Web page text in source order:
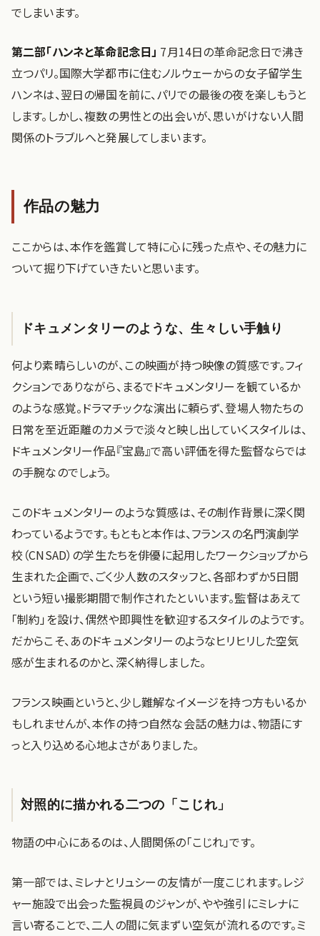
でしまいます。
第二部「ハンネと革命記念日」 7月14日の革命記念日で沸き
立つパリ。国際大学都市に住むノルウェーからの女子留学生
ハンネは、翌日の帰国を前に、パリでの最後の夜を楽しもうと
します。しかし、複数の男性との出会いが、思いがけない人間
関係のトラブルへと発展してしまいます。
作品の魅力
ここからは、本作を鑑賞して特に心に残った点や、その魅力に
ついて掘り下げていきたいと思います。
ドキュメンタリーのような、生々しい手触り
何より素晴らしいのが、この映画が持つ映像の質感です。フィ
クションでありながら、まるでドキュメンタリーを観ているか
のような感覚。ドラマチックな演出に頼らず、登場人物たちの
日常を至近距離のカメラで淡々と映し出していくスタイルは、
ドキュメンタリー作品『宝島』で高い評価を得た監督ならでは
の手腕なのでしょう。
このドキュメンタリーのような質感は、その制作背景に深く関
わっているようです。もともと本作は、フランスの名門演劇学
校（CNSAD）の学生たちを俳優に起用したワークショップから
生まれた企画で、ごく少人数のスタッフと、各部わずか5日間
という短い撮影期間で制作されたといいます。監督はあえて
「制約」を設け、偶然や即興性を歓迎するスタイルのようです。
だからこそ、あのドキュメンタリーのようなヒリヒリした空気
感が生まれるのかと、深く納得しました。
フランス映画というと、少し難解なイメージを持つ方もいるか
もしれませんが、本作の持つ自然な会話の魅力は、物語にす
っと入り込める心地よさがありました。
対照的に描かれる二つの「こじれ」
物語の中心にあるのは、人間関係の「こじれ」です。
第一部では、ミレナとリュシーの友情が一度こじれます。レジ
ャー施設で出会った監視員のジャンが、やや強引にミレナに
言い寄ることで、二人の間に気まずい空気が流れるのです。ミ